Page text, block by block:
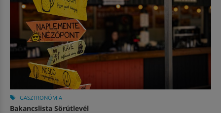
GASZTRONÓMIA
Bakancslista Sörútlevél